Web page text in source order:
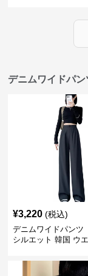
デニムワイドパ
¥3,220 (税込)
デニムワイドパンツ
シルエット 韓国 ウ